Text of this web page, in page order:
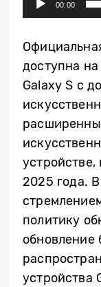
00:00
доступна
Galaxy S с
устройстве,
2025 года.
политику
обновление
устройства